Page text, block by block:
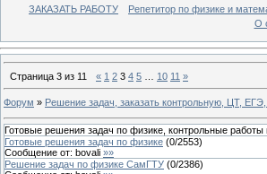
ЗАКАЗАТЬ РАБОТУ
Репетитор по физике и
О
Страница 3 из 11 « 1 2 3 4 5 10 11 »
Форум » Решение задач, заказать контрольную, ЦТ,
Готовые решения задач по физике, контрольные
Готовые решения задач по физике (0/2553)
Сообщение от: bovali »»
Решение задач по физике СамГТУ (0/2386)